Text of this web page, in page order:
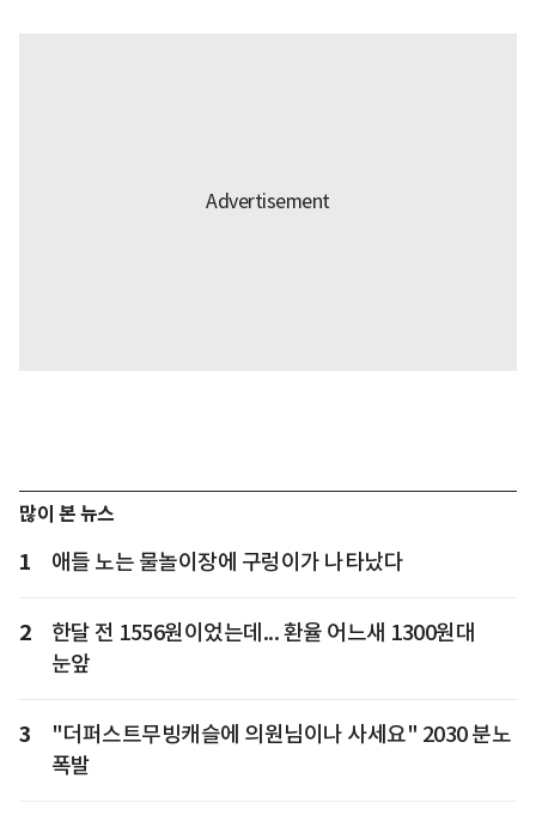
많이 본 뉴스
1 애들 노는 물놀이장에 구렁이가 나타났다
2
한달 전 1556원이었는데... 환율 어느새 1300원대
눈앞
3
"더퍼스트무빙캐슬에 의원님이나 사세요" 2030 분노
폭발